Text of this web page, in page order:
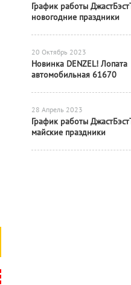
График работы
новогодние праздники
20 Октябрь 2023
Новинка DENZEL! Лопата
автомобильная 61670
28 Апрель 2023
График работы
майские праздники